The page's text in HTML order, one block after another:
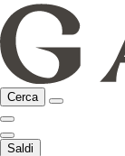
Cerca
Saldi